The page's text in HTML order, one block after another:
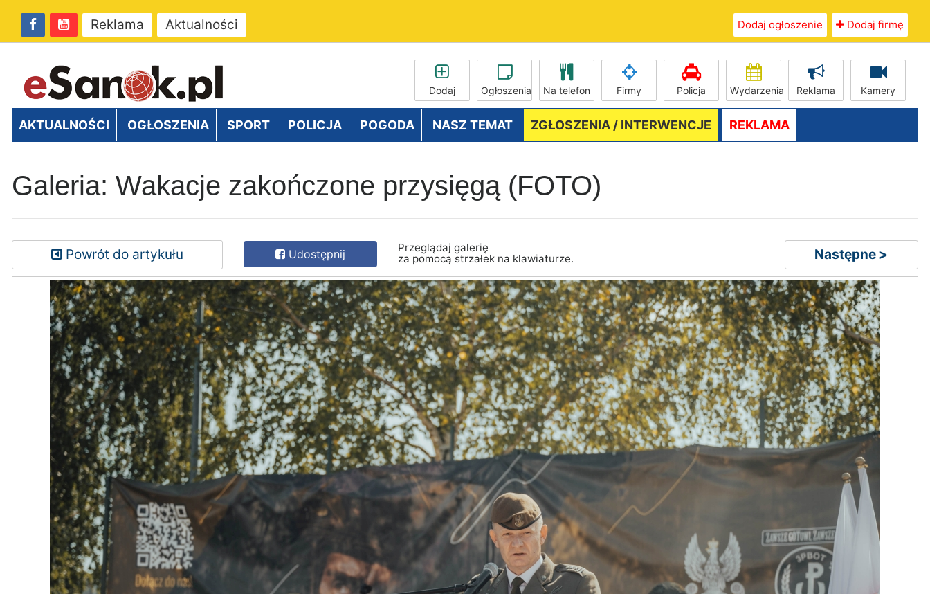
Reklama Aktualności Dodaj ogłoszenie Dodaj firmę
Dodaj Ogłoszenia Na telefon Firmy Policja Wydarzenia Reklama Kamery
AKTUALNOŚCI OGŁOSZENIA SPORT POLICJA POGODA NASZ TEMAT ZGŁOSZENIA / INTERWENCJE REKLAMA
Galeria: Wakacje zakończone przysięgą (FOTO)
Powrót do artykułu Udostępnij
Przeglądaj galerię
za pomocą strzałek na klawiaturze.
Następne >